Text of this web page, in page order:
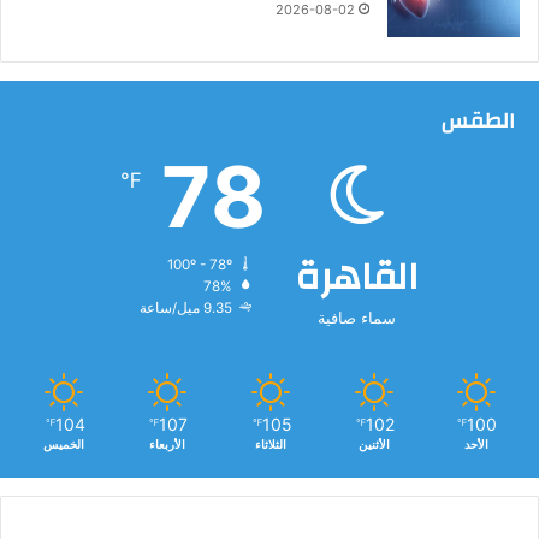
2026-08-02
الطقس
القاهرة
سماء صافية
78
℉
78%
9.35 ميل/ساعة
100
℉
الأحد
102
℉
الأثنين
105
℉
الثلاثاء
107
℉
الأربعاء
104
℉
الخميس